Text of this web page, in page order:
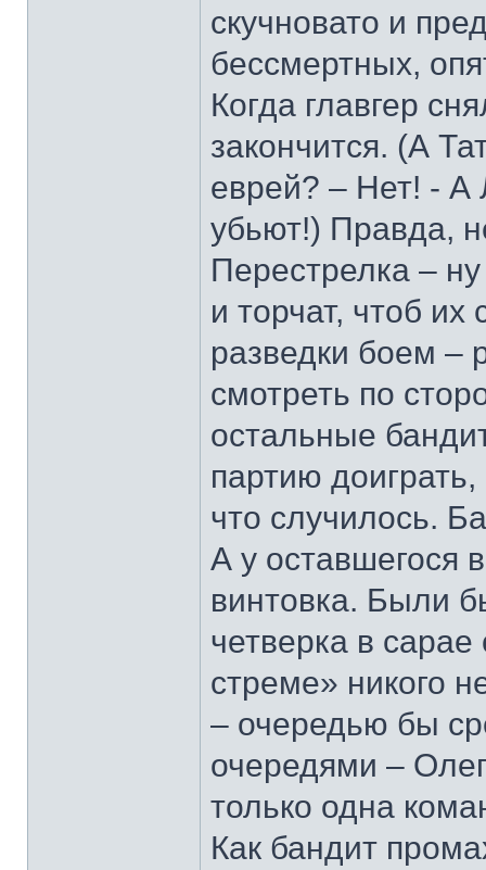
скучновато и
бессмертных,
Когда главгер
закончится. (А
еврей? – Нет! - А
убьют!) Правда,
Перестрелка –
и торчат, чтоб
разведки боем –
смотреть по
остальные
партию
что случилось.
А у оставшегося
винтовка. Были
четверка в
стреме» никого
– очередью бы
очередями –
только одна
Как бандит